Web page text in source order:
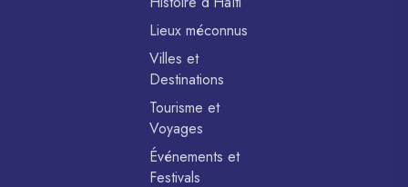
Lieux méconnus
Villes et
Destinations
Tourisme et
Voyages
Événements et
Festivals